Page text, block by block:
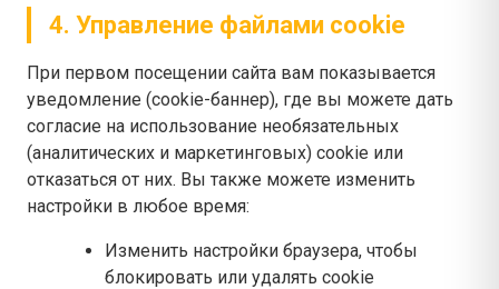
4. Управление файлами cookie
При первом посещении сайта вам показывается
уведомление (cookie-баннер), где вы можете дать
согласие на использование необязательных
(аналитических и маркетинговых) cookie или
отказаться от них. Вы также можете изменить
настройки в любое время:
Изменить настройки браузера, чтобы
блокировать или удалять cookie